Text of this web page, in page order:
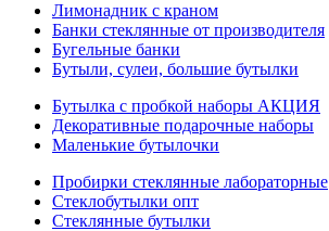
Лимонадник с краном
Банки стеклянные от производителя
Бугельные банки
Бутыли, сулеи, большие бутылки
Бутылка с пробкой наборы АКЦИЯ
Декоративные подарочные наборы
Маленькие бутылочки
Пробирки стеклянные лабораторные
Стеклобутылки опт
Стеклянные бутылки